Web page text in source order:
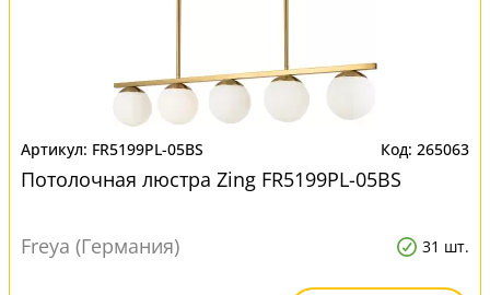
FR5199PL-05BS 265063
Потолочная люстра Zing FR5199PL-05BS
Freya (Германия) 31 шт.